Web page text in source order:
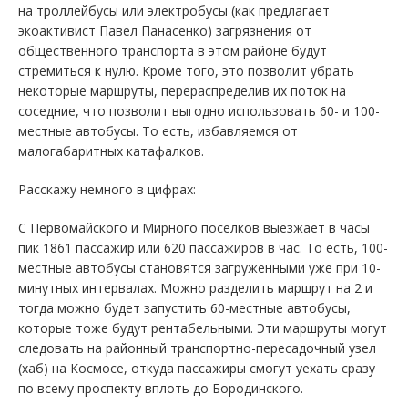
на троллейбусы или электробусы (как предлагает
экоактивист Павел Панасенко) загрязнения от
общественного транспорта в этом районе будут
стремиться к нулю. Кроме того, это позволит убрать
некоторые маршруты, перераспределив их поток на
соседние, что позволит выгодно использовать 60- и 100-
местные автобусы. То есть, избавляемся от
малогабаритных катафалков.
Расскажу немного в цифрах:
С Первомайского и Мирного поселков выезжает в часы
пик 1861 пассажир или 620 пассажиров в час. То есть, 100-
местные автобусы становятся загруженными уже при 10-
минутных интервалах. Можно разделить маршрут на 2 и
тогда можно будет запустить 60-местные автобусы,
которые тоже будут рентабельными. Эти маршруты могут
следовать на районный транспортно-пересадочный узел
(хаб) на Космосе, откуда пассажиры смогут уехать сразу
по всему проспекту вплоть до Бородинского.